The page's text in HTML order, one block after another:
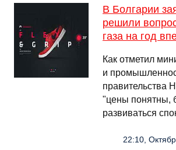
В Болгарии
решили
газа на год
Как отметил
и
правительства
"цены понятны,
развиваться
22:10,